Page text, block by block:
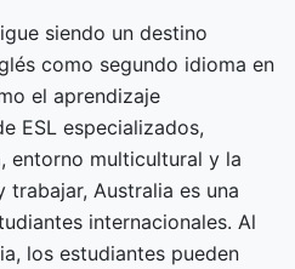
siendo un destino
como segundo idioma en
el aprendizaje
ESL especializados,
entorno multicultural y la
Australia es una
internacionales. Al
los estudiantes pueden